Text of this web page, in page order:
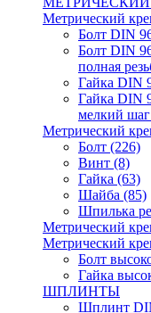
Метрический
Болт DIN
Болт DIN
полная
Гайка DIN
Гайка DIN
мелкий шаг
Метрический
Болт (226)
Винт (8)
Гайка (63)
Шайба (85)
Шпилька
Метрический
Метрический
Болт
Гайка
ШПЛИНТЫ
Шплинт